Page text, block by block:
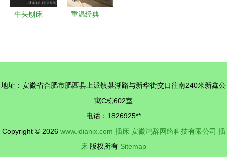
牛头刨床
重温经典
史流转
地址：安徽省合肥市肥西县上派镇巢湖路与新华街交口往南240米新鑫公
寓C栋602室
电话：1826925**
Copyright © 2026 www.idianix.com 插床 安徽鸿辞网络科技有限公司 插
床 版权所有 Sitemap